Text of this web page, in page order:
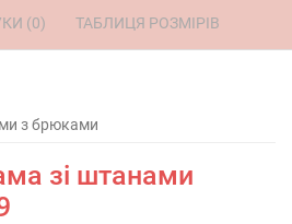
з брюками
зі штанами
(0) ТАБЛИЦЯ РОЗМІРІВ